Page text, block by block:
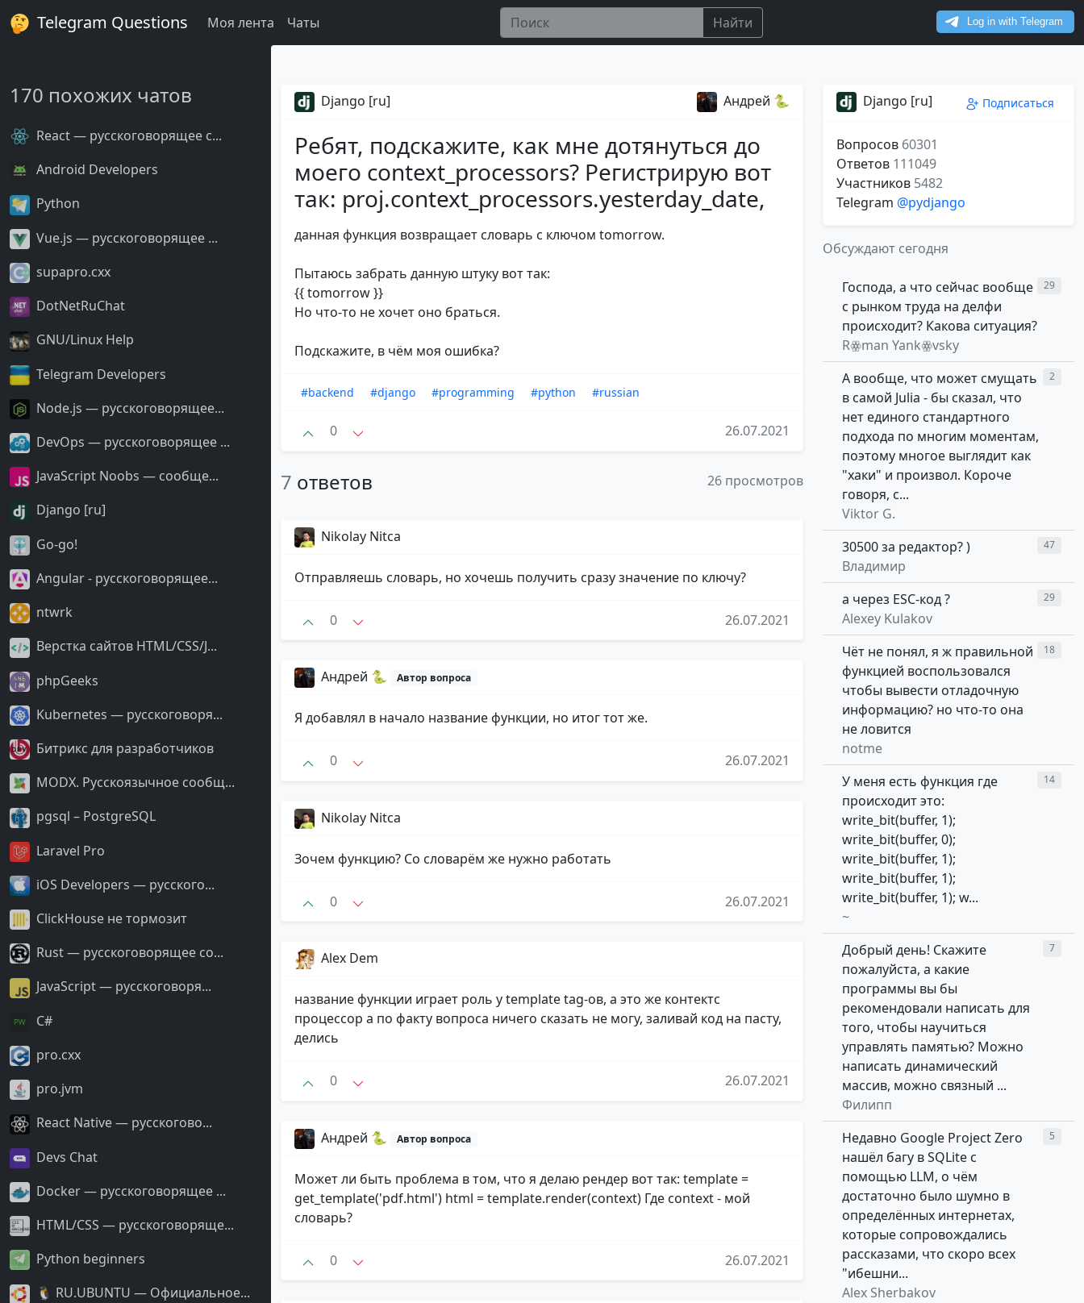
Telegram Questions Моя лента Чаты Найти
170 похожих чатов
React — русскоговорящее с...
Android Developers
Python
Vue.js — русскоговорящее ...
supapro.cxx
DotNetRuChat
GNU/Linux Help
Telegram Developers
Node.js — русскоговорящее...
DevOps — русскоговорящее ...
JavaScript Noobs — сообще...
Django [ru]
Go-go!
Angular - русскоговорящее...
ntwrk
Верстка сайтов HTML/CSS/J...
phpGeeks
Kubernetes — русскоговоря...
Битрикс для разработчиков
MODX. Русскоязычное сообщ...
pgsql – PostgreSQL
Laravel Pro
iOS Developers — русского...
ClickHouse не тормозит
Rust — русскоговорящее со...
JavaScript — русскоговоря...
С#
pro.cxx
pro.jvm
React Native — русскогово...
Devs Chat
Docker — русскоговорящее ...
HTML/CSS — русскоговоряще...
Python beginners
🐧 RU.UBUNTU — Официальное...
Django [ru] Андрей 🐍
Ребят, подскажите, как мне дотянуться до
моего context_processors? Регистрирую вот
так: proj.context_processors.yesterday_date,
данная функция возвращает словарь с ключом tomorrow.
Пытаюсь забрать данную штуку вот так:
{{ tomorrow }}
Но что-то не хочет оно браться.
Подскажите, в чём моя ошибка?
#backend #django #programming #python #russian
0 26.07.2021
7 ответов 26 просмотров
Nikolay Nitca
Отправляешь словарь, но хочешь получить сразу значение по ключу?
0 26.07.2021
Андрей 🐍 Автор вопроса
Я добавлял в начало название функции, но итог тот же.
0 26.07.2021
Nikolay Nitca
Зочем функцию? Со словарём же нужно работать
0 26.07.2021
Alex Dem
название функции играет роль у template tag-ов, а это же контектс
процессор а по факту вопроса ничего сказать не могу, заливай код на пасту,
делись
0 26.07.2021
Андрей 🐍 Автор вопроса
Может ли быть проблема в том, что я делаю рендер вот так: template =
get_template('pdf.html') html = template.render(context) Где context - мой
словарь?
0 26.07.2021
Django [ru] Подписаться
Вопросов 60301
Ответов 111049
Участников 5482
Telegram @pydjango
Обсуждают сегодня
Господа, а что сейчас вообще
с рынком труда на делфи
происходит? Какова ситуация?
Rꙮman Yankꙮvsky
29
А вообще, что может смущать
в самой Julia - бы сказал, что
нет единого стандартного
подхода по многим моментам,
поэтому многое выглядит как
"хаки" и произвол. Короче
говоря, с...
Viktor G.
2
30500 за редактор? )
Владимир
47
а через ESC-код ?
Alexey Kulakov
29
Чёт не понял, я ж правильной
функцией воспользовался
чтобы вывести отладочную
информацию? но что-то она
не ловится
notme
18
У меня есть функция где
происходит это:
write_bit(buffer, 1);
write_bit(buffer, 0);
write_bit(buffer, 1);
write_bit(buffer, 1);
write_bit(buffer, 1); w...
~
14
Добрый день! Скажите
пожалуйста, а какие
программы вы бы
рекомендовали написать для
того, чтобы научиться
управлять памятью? Можно
написать динамический
массив, можно связный ...
Филипп
7
Недавно Google Project Zero
нашёл багу в SQLite с
помощью LLM, о чём
достаточно было шумно в
определённых интернетах,
которые сопровождались
рассказами, что скоро всех
"ибешни...
Alex Sherbakov
5